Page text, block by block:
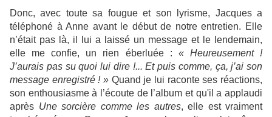
Donc, avec toute sa fougue et son lyrisme, Jacques a
téléphoné à Anne avant le début de notre entretien. Elle
n’était pas là, il lui a laissé un message et le lendemain,
elle me confie, un rien éberluée : « Heureusement !
J’aurais pas su quoi lui dire !... Et puis comme, ça, j’ai son
message enregistré ! » Quand je lui raconte ses réactions,
son enthousiasme à l’écoute de l’album et qu'il a applaudi
après Une sorcière comme les autres, elle est vraiment